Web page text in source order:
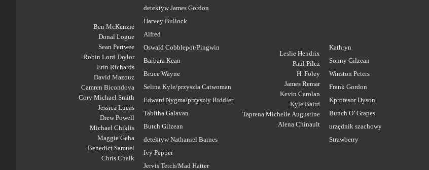
Ben McKenzie
Donal Logue
Sean Pertwee
Robin Lord Taylor
Erin Richards
David Mazouz
Camren Bicondova
Cory Michael Smith
Jessica Lucas
Drew Powell
Michael Chiklis
Maggie Geha
Benedict Samuel
Chris Chalk
detektyw James Gordon
Harvey Bullock
Alfred
Oswald Cobblepot/Pingwin
Barbara Kean
Bruce Wayne
Selina Kyle/przyszła Catwoman
Edward Nygma/przyszły Riddler
Tabitha Galavan
Butch Gilzean
detektyw Nathaniel Barnes
Ivy Pepper
Jervis Tetch/Mad Hatter
Leslie Hendrix
Paul Pilcz
H. Foley
James Remar
Kevin Carolan
Kyle Baird
Taprena Michelle Augustine
Alena Chinault
Kathryn
Sonny Gilzean
Winston Peters
Frank Gordon
Kprofesor Dyson
Bunch O’ Grapes
urzędnik szachowy
Strawberry